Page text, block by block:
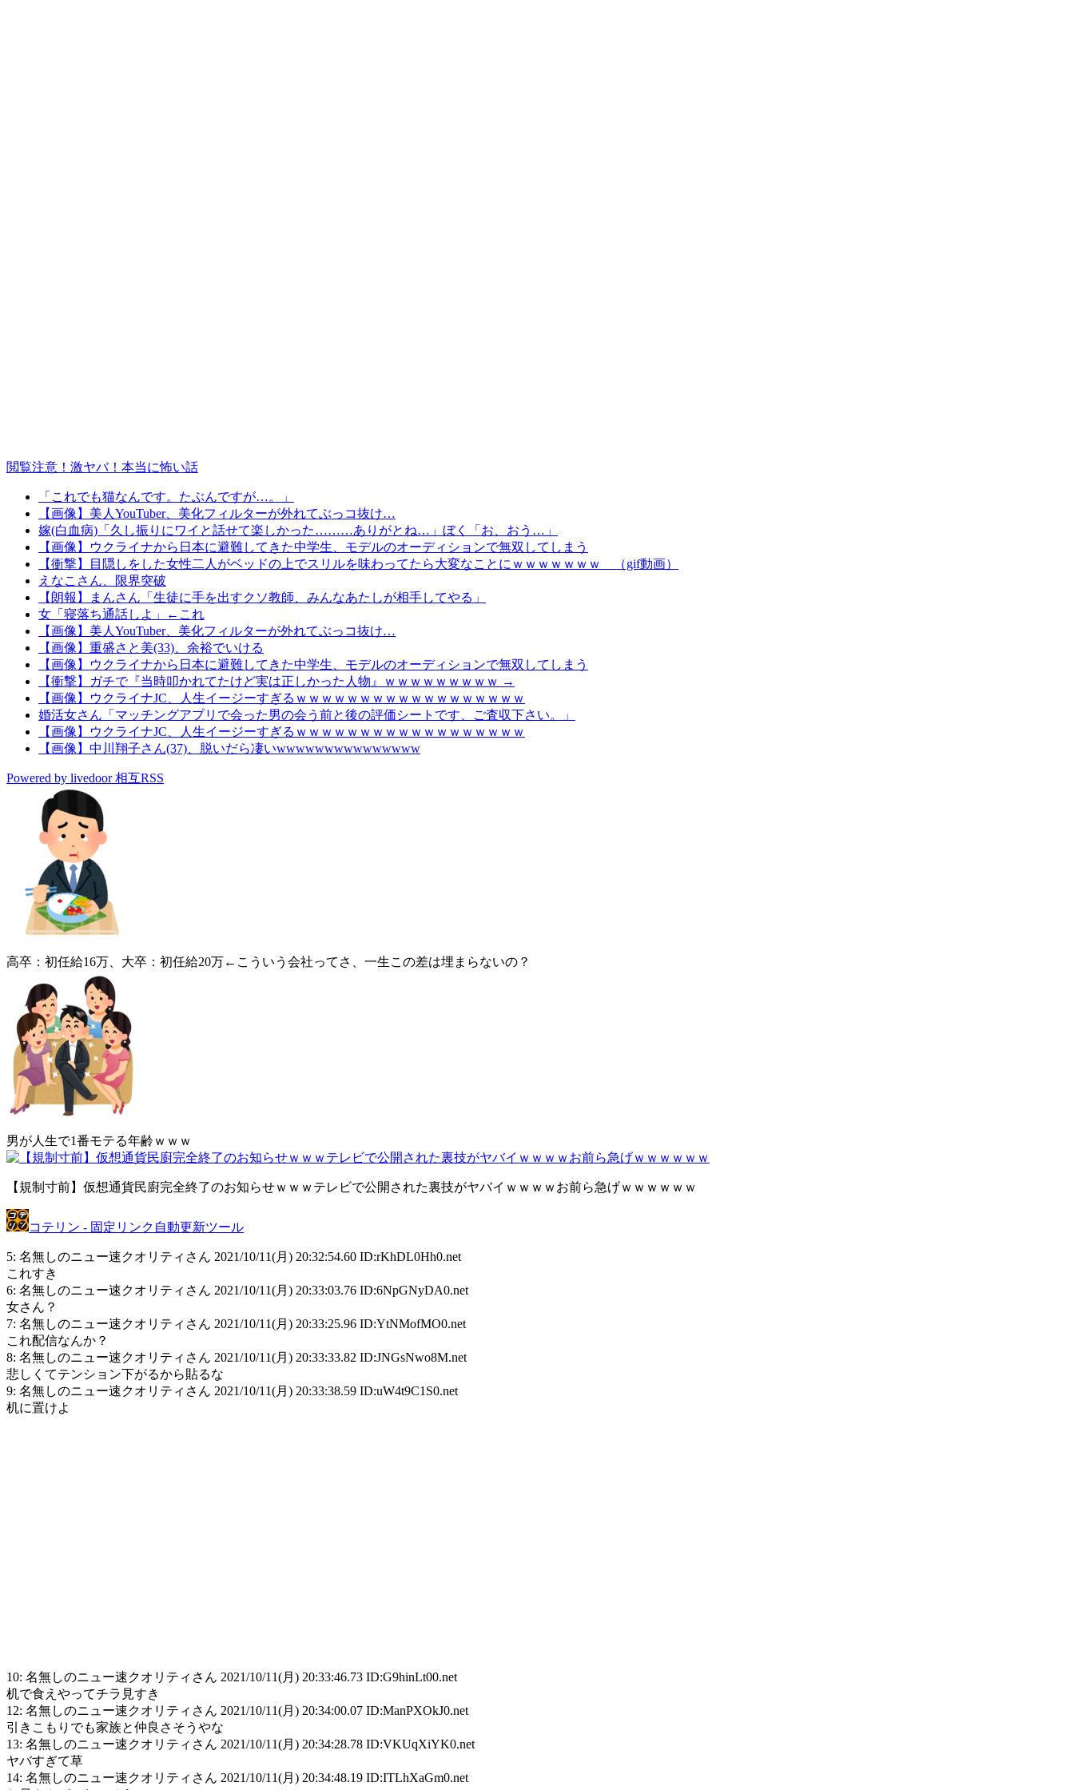
閲覧注意！激ヤバ！本当に怖い話
「これでも猫なんです。たぶんですが…。」
【画像】美人YouTuber、美化フィルターが外れてぶっコ抜け…
嫁(白血病)「久し振りにワイと話せて楽しかった………ありがとね…」ぼく「お、おう…」
【画像】ウクライナから日本に避難してきた中学生、モデルのオーディションで無双してしまう
【衝撃】目隠しをした女性二人がベッドの上でスリルを味わってたら大変なことにｗｗｗｗｗｗｗ （gif動画）
えなこさん、限界突破
【朗報】まんさん「生徒に手を出すクソ教師、みんなあたしが相手してやる」
女「寝落ち通話しよ」←これ
【画像】美人YouTuber、美化フィルターが外れてぶっコ抜け…
【画像】重盛さと美(33)、余裕でいける
【画像】ウクライナから日本に避難してきた中学生、モデルのオーディションで無双してしまう
【衝撃】ガチで『当時叩かれてたけど実は正しかった人物』ｗｗｗｗｗｗｗｗｗ →
【画像】ウクライナJC、人生イージーすぎるｗｗｗｗｗｗｗｗｗｗｗｗｗｗｗｗｗｗ
婚活女さん「マッチングアプリで会った男の会う前と後の評価シートです、ご査収下さい。」
【画像】ウクライナJC、人生イージーすぎるｗｗｗｗｗｗｗｗｗｗｗｗｗｗｗｗｗｗ
【画像】中川翔子さん(37)、脱いだら凄いwwwwwwwwwwwwwww
Powered by livedoor 相互RSS
高卒：初任給16万、大卒：初任給20万←こういう会社ってさ、一生この差は埋まらないの？
男が人生で1番モテる年齢ｗｗｗ
【規制寸前】仮想通貨民廚完全終了のお知らせｗｗｗテレビで公開された裏技がヤバイｗｗｗｗお前ら急げｗｗｗｗｗｗ
コテリン - 固定リンク自動更新ツール
5: 名無しのニュー速クオリティさん 2021/10/11(月) 20:32:54.60 ID:rKhDL0Hh0.net
これすき
6: 名無しのニュー速クオリティさん 2021/10/11(月) 20:33:03.76 ID:6NpGNyDA0.net
女さん？
7: 名無しのニュー速クオリティさん 2021/10/11(月) 20:33:25.96 ID:YtNMofMO0.net
これ配信なんか？
8: 名無しのニュー速クオリティさん 2021/10/11(月) 20:33:33.82 ID:JNGsNwo8M.net
悲しくてテンション下がるから貼るな
9: 名無しのニュー速クオリティさん 2021/10/11(月) 20:33:38.59 ID:uW4t9C1S0.net
机に置けよ
10: 名無しのニュー速クオリティさん 2021/10/11(月) 20:33:46.73 ID:G9hinLt00.net
机で食えやってチラ見すき
12: 名無しのニュー速クオリティさん 2021/10/11(月) 20:34:00.07 ID:ManPXOkJ0.net
引きこもりでも家族と仲良さそうやな
13: 名無しのニュー速クオリティさん 2021/10/11(月) 20:34:28.78 ID:VKUqXiYK0.net
ヤバすぎて草
14: 名無しのニュー速クオリティさん 2021/10/11(月) 20:34:48.19 ID:ITLhXaGm0.net